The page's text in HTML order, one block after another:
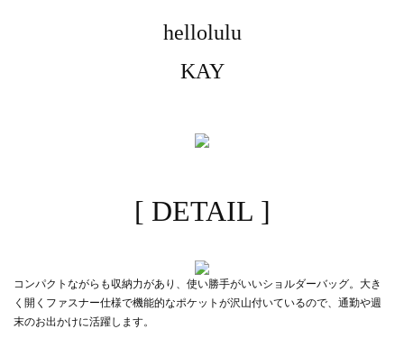
hellolulu
KAY
[ DETAIL ]
コンパクトながらも収納力があり、使い勝手がいいショルダーバッグ。大き
く開くファスナー仕様で機能的なポケットが沢山付いているので、通勤や週
末のお出かけに活躍します。